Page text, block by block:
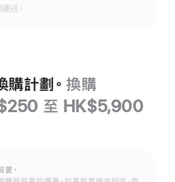
送。
計劃。 換購
至 HK$5,900
置。